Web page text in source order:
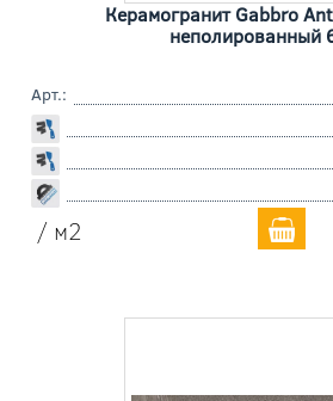
Керамогранит Gabbro
неполированный
Арт.:
/ м2